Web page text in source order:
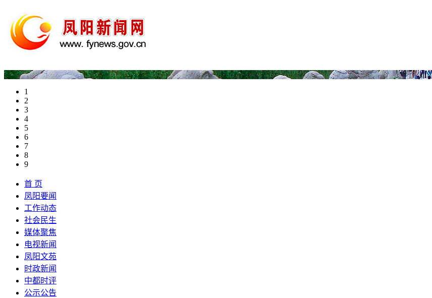
1
2
3
4
5
6
7
8
9
首 页
凤阳要闻
工作动态
社会民生
媒体聚焦
电视新闻
凤阳文苑
时政新闻
中都时评
公示公告